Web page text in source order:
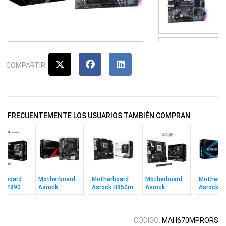
COMPARTIR:
FRECUENTEMENTE LOS USUARIOS TAMBIÉN COMPRAN
Z890
Wifi
Motherboard
Asrock
B450m-hdv
Motherboard
Asrock B850m
Pro-a Am5
Motherboard
Asrock
B850m-x Wifi
Asrock
A520m-
CÓDIGO: MAH670MPRORS